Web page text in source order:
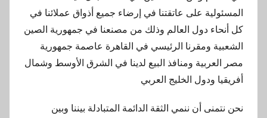
المسئولية على عاتقتنا في إرضاء جميع أذواق عملائنا في
كل أنحاء دول العالم وذلك من مصنعنا في جمهورية الصين
الشعبية ومقرنا الرئيسي في القاهرة عاصمة جمهورية
مصر العربية ومنافذ البيع لدينا في الشرق الأوسط وشمال
أفريقيا ودول الخليج العربي
نحن نتمنى أن ننمي الثقة الدائمة المتبادلة بيننا وبين